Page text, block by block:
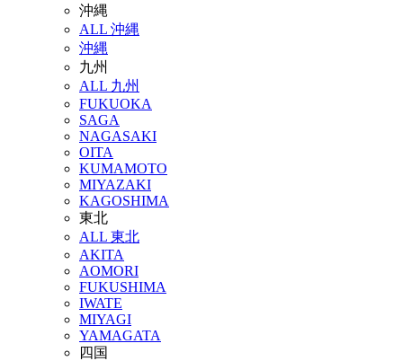
沖縄
ALL 沖縄
沖縄
九州
ALL 九州
FUKUOKA
SAGA
NAGASAKI
OITA
KUMAMOTO
MIYAZAKI
KAGOSHIMA
東北
ALL 東北
AKITA
AOMORI
FUKUSHIMA
IWATE
MIYAGI
YAMAGATA
四国